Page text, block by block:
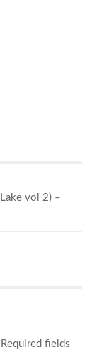
vol 2) –
Required fields